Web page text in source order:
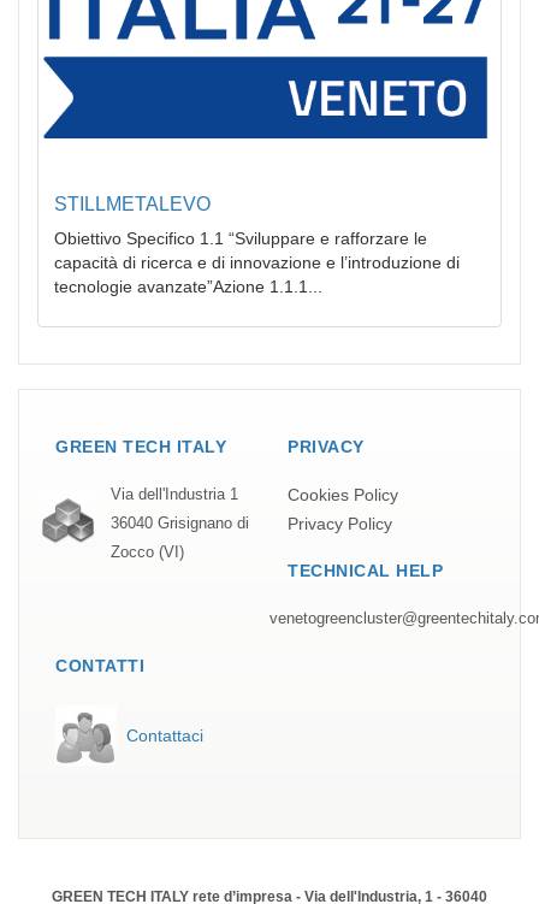
STILLMETALEVO
Obiettivo Specifico 1.1 “Sviluppare e rafforzare le
capacità di ricerca e di innovazione e l’introduzione di
tecnologie avanzate”Azione 1.1.1...
GREEN TECH ITALY
Via dell'Industria 1
36040 Grisignano di
Zocco (VI)
PRIVACY
Cookies Policy
Privacy Policy
TECHNICAL HELP
CONTATTI
Contattaci
GREEN TECH ITALY rete d’impresa - Via dell'Industria, 1 - 36040